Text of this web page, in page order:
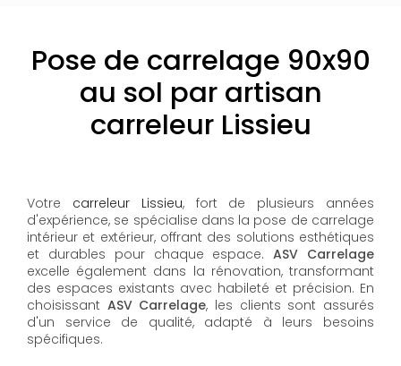
Pose de carrelage 90x90
au sol par artisan
carreleur Lissieu
Votre carreleur Lissieu, fort de plusieurs années
d'expérience, se spécialise dans la pose de carrelage
intérieur et extérieur, offrant des solutions esthétiques
et durables pour chaque espace.ASV Carrelage
excelle également dans la rénovation, transformant
des espaces existants avec habileté et précision. En
choisissant ASV Carrelage, les clients sont assurés
d'un service de qualité, adapté à leurs besoins
spécifiques.